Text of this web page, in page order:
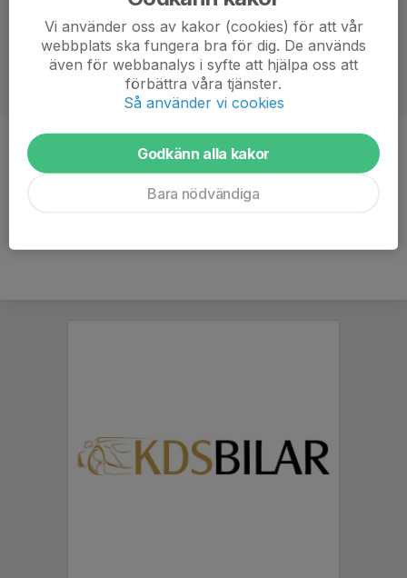
Titel
Tränare
Vi använder oss av kakor (cookies) för att vår
webbplats ska fungera bra för dig. De används
även för webbanalys i syfte att hjälpa oss att
förbättra våra tjänster.
Så använder vi cookies
Godkänn alla kakor
Bara nödvändiga